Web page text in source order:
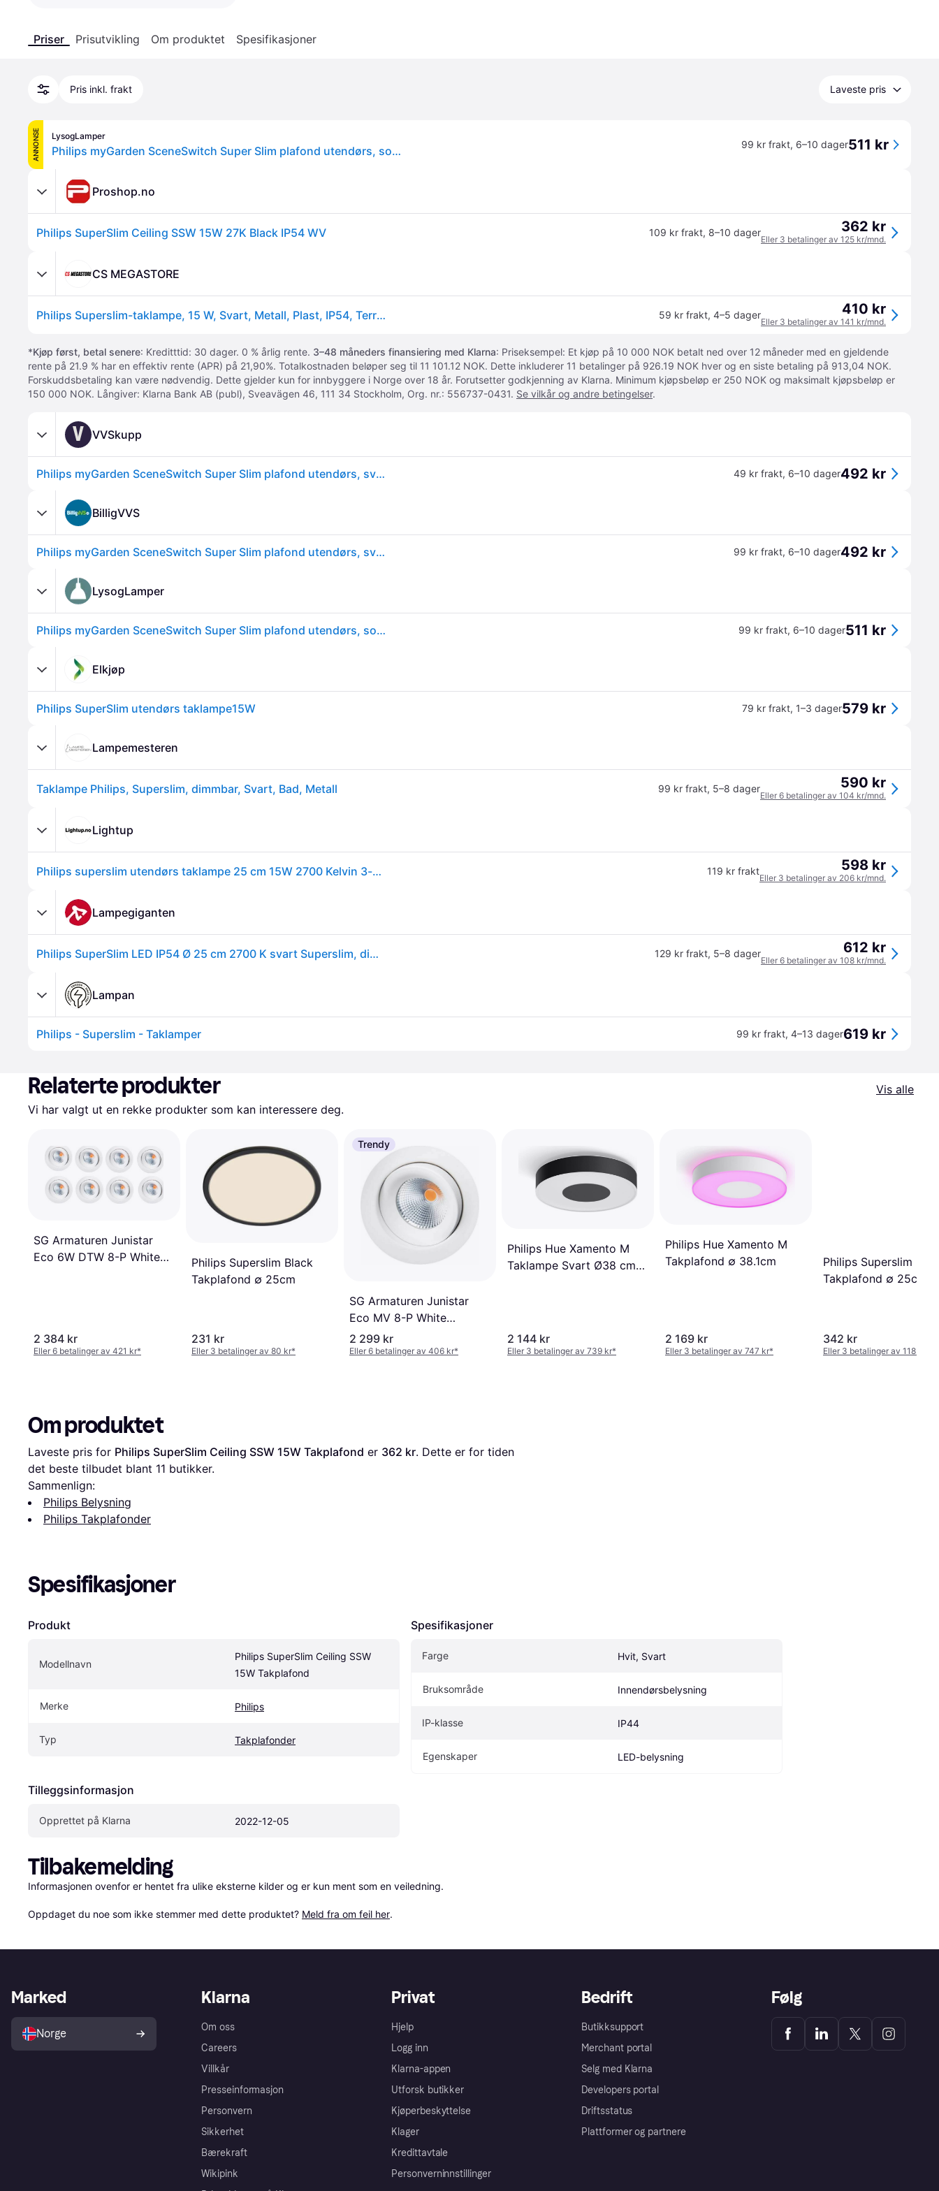
Priser Prisutvikling Om produktet Spesifikasjoner
Pris inkl. frakt Laveste pris
ANNONSE LysogLamper
Philips myGarden SceneSwitch Super Slim plafond utendørs, sort, 2700K 99 kr frakt, 6–10 dager511 kr
Proshop.no
Philips SuperSlim Ceiling SSW 15W 27K Black IP54 WV 109 kr frakt, 8–10 dager 362 kr
Eller 3 betalinger av 125 kr/mnd.
CS MEGASTORE
Philips Superslim-taklampe, 15 W, Svart, Metall, Plast, IP54, Terrasse, Hage, II, Tidsriktig 59 kr frakt, 4–5 dager 410 kr
Eller 3 betalinger av 141 kr/mnd.
*Kjøp først, betal senere: Kreditttid: 30 dager. 0 % årlig rente. 3–48 måneders finansiering med Klarna: Priseksempel: Et kjøp på 10 000 NOK betalt ned over 12 måneder med en gjeldende
rente på 21.9 % har en effektiv rente (APR) på 21,90%. Totalkostnaden beløper seg til 11 101.12 NOK. Dette inkluderer 11 betalinger på 926.19 NOK hver og en siste betaling på 913,04 NOK.
Forskuddsbetaling kan være nødvendig. Dette gjelder kun for innbyggere i Norge over 18 år. Forutsetter godkjenning av Klarna. Minimum kjøpsbeløp er 250 NOK og maksimalt kjøpsbeløp er
150 000 NOK. Långiver: Klarna Bank AB (publ), Sveavägen 46, 111 34 Stockholm, Org. nr.: 556737-0431. Se vilkår og andre betingelser.
V VVSkupp
Philips myGarden SceneSwitch Super Slim plafond utendørs, svart, 2700K 49 kr frakt, 6–10 dager492 kr
BilligVVS
Philips myGarden SceneSwitch Super Slim plafond utendørs, svart, 2700K 99 kr frakt, 6–10 dager492 kr
LysogLamper
Philips myGarden SceneSwitch Super Slim plafond utendørs, sort, 2700K 99 kr frakt, 6–10 dager511 kr
Elkjøp
Philips SuperSlim utendørs taklampe15W 79 kr frakt, 1–3 dager579 kr
Lampemesteren
Taklampe Philips, Superslim, dimmbar, Svart, Bad, Metall 99 kr frakt, 5–8 dager 590 kr
Eller 6 betalinger av 104 kr/mnd.
Lightup
Philips superslim utendørs taklampe 25 cm 15W 2700 Kelvin 3-step dim - Svart 119 kr frakt 598 kr
Eller 3 betalinger av 206 kr/mnd.
Lampegiganten
Philips SuperSlim LED IP54 Ø 25 cm 2700 K svart Superslim, dimbar, Sort, Baderom, Metall 129 kr frakt, 5–8 dager 612 kr
Eller 6 betalinger av 108 kr/mnd.
Lampan
Philips - Superslim - Taklamper 99 kr frakt, 4–13 dager619 kr
Relaterte produkter
Vis alle
Vi har valgt ut en rekke produkter som kan interessere deg.
SG Armaturen Junistar
Eco 6W DTW 8-P White
2 384 kr
Eller 6 betalinger av 421 kr*
Philips Superslim Black
Takplafond ∅ 25cm
231 kr
Eller 3 betalinger av 80 kr*
Trendy
SG Armaturen Junistar
Eco MV 8-P White
Takplafond ∅ 9cm
2 299 kr
Eller 6 betalinger av 406 kr*
Philips Hue Xamento M
Taklampe Svart Ø38 cm
2 144 kr
Eller 3 betalinger av 739 kr*
Philips Hue Xamento M
Takplafond ∅ 38.1cm
2 169 kr
Eller 3 betalinger av 747 kr*
Philips Superslim
Takplafond ∅ 25cm
342 kr
Eller 3 betalinger av 118 kr
Om produktet
Laveste pris for Philips SuperSlim Ceiling SSW 15W Takplafond er 362 kr. Dette er for tiden
det beste tilbudet blant 11 butikker.
Sammenlign:
Philips Belysning
Philips Takplafonder
Spesifikasjoner
Produkt
Modellnavn
Philips SuperSlim Ceiling SSW
15W Takplafond
Merke Philips
Typ Takplafonder
Tilleggsinformasjon
Opprettet på Klarna 2022-12-05
Spesifikasjoner
Farge Hvit, Svart
Bruksområde Innendørsbelysning
IP-klasse IP44
Egenskaper LED-belysning
Tilbakemelding
Informasjonen ovenfor er hentet fra ulike eksterne kilder og er kun ment som en veiledning.
Oppdaget du noe som ikke stemmer med dette produktet? Meld fra om feil her.
Klarna
Om oss
Careers
Villkår
Presseinformasjon
Personvern
Sikkerhet
Bærekraft
Wikipink
Privat
Hjelp
Logg inn
Klarna-appen
Utforsk butikker
Kjøperbeskyttelse
Klager
Kredittavtale
Personverninnstillinger
Bedrift
Butikksupport
Merchant portal
Selg med Klarna
Developers portal
Driftsstatus
Plattformer og partnere
Marked
Norge
Følg